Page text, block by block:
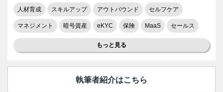
人材育成 スキルアップ アウトバウンド セルフケア
マネジメント 暗号資産 eKYC 保険 MaaS セールス
もっと見る
執筆者紹介はこちら